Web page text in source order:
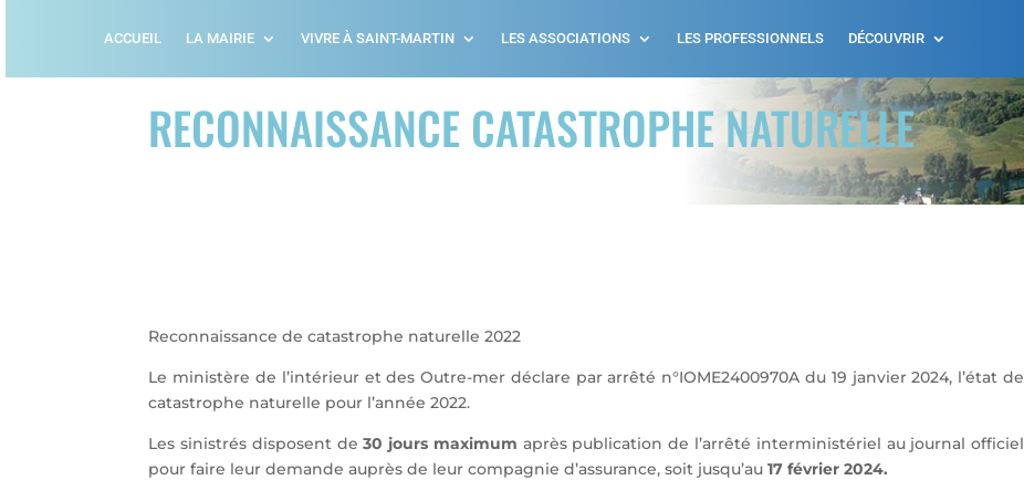
ACCUEIL LA MAIRIE VIVRE À SAINT-MARTIN LES ASSOCIATIONS LES PROFESSIONNELS DÉCOUVRIR
RECONNAISSANCE CATASTROPHE NATURELLE
Reconnaissance de catastrophe naturelle 2022
Le ministère de l’intérieur et des Outre-mer déclare par arrêté n°IOME2400970A du 19 janvier 2024, l’état de
catastrophe naturelle pour l’année 2022.
Les sinistrés disposent de30 jours maximum après publication de l’arrêté interministériel au journal officiel
pour faire leur demande auprès de leur compagnie d’assurance, soit jusqu’au 17 février 2024.